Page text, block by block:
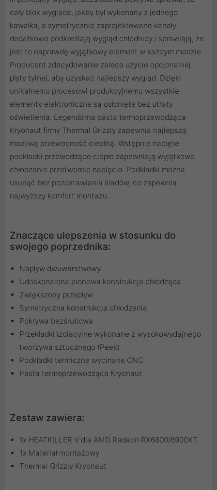
cały blok wygląda, jakby był wykonany z jednego
kawałka, a symetrycznie zaprojektowane kanały
dodatkowo podkreślają wygląd chłodnicy i sprawiają, że
jest to naprawdę wyjątkowy element w każdym modzie.
Producent zdecydowanie zaleca użycie opcjonalnej
płyty tylnej, aby uzyskać najlepszy wygląd. Dzięki
unikalnemu procesowi produkcyjnemu wszystkie
elementy elektroniczne są osłonięte bez utraty
oświetlenia. Legendarna pasta termoprzewodząca
Kryonaut firmy Thermal Grizzly zapewnia najlepszą
możliwą przewodność cieplną. Wstępnie nacięte
podkładki przewodzące ciepło zapewniają wyjątkowe
chłodzenie przetwornic napięcia. Podkładki można
usunąć bez pozostawiania śladów, co zapewnia
najwyższy komfort montażu.
Znaczące ulepszenia w stosunku do
swojego poprzednika:
Napływ dwuwarstwowy
Udoskonalona pionowa konstrukcja chłodząca
Zwiększony przepływ
Symetryczna konstrukcja chłodzenia
Pokrywa bezśrubowa
Przekładki izolacyjne wykonane z wysokowydajnego
tworzywa sztucznego (Peek)
Podkładki termiczne wycinane CNC
Pasta termoprzewodząca Kryonaut
Zestaw zawiera:
1x HEATKILLER V dla AMD Radeon RX6800/6900XT
1x Materiał montażowy
Thermal Grizzly Kryonaut